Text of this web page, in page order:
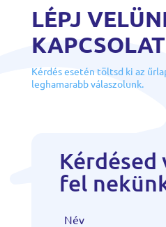
LÉPJ
Kérdés esetén töltsd ki az
leghamarabb válaszolunk.
Kérdésed
fel
Név